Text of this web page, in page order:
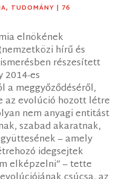
, TUDOMÁNY | 76
elnökének
hírű és
részesített
es
meggyőződéséről,
az evolúció hozott létre
nem anyagi entitást
szabad akaratnak,
– amely
idegsejtek
elképzelni” – tette